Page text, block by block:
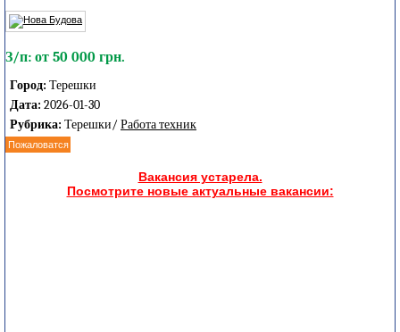
З/п: от 50 000 грн.
Город: Терешки
Дата: 2026-01-30
Рубрика: Терешки/ Работа техник
Пожаловатся
Вакансия устарела.
Посмотрите новые актуальные вакансии: